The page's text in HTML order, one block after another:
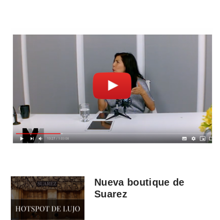
Nueva boutique de
Suarez